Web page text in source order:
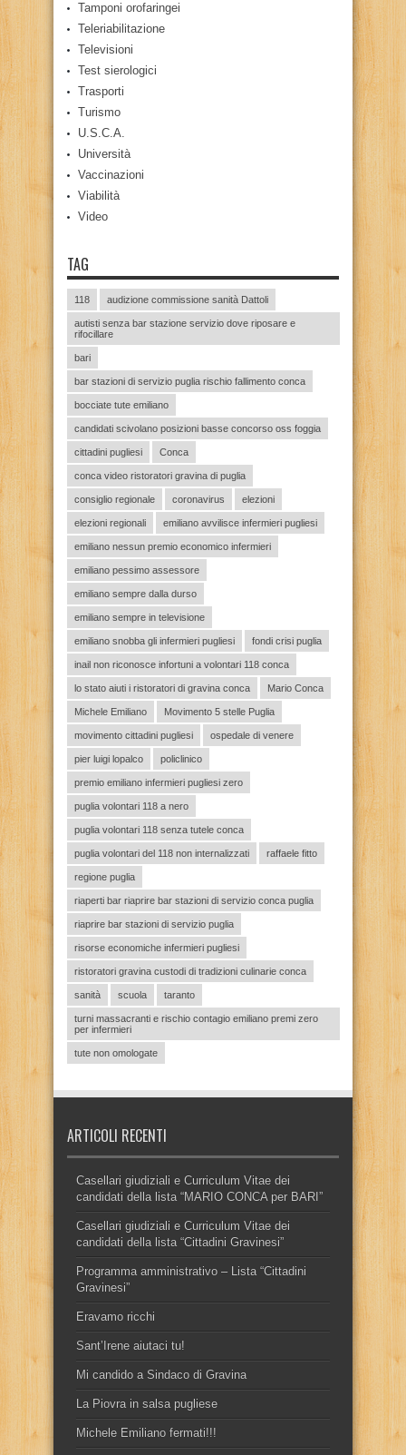
Tamponi orofaringei
Teleriabilitazione
Televisioni
Test sierologici
Trasporti
Turismo
U.S.C.A.
Università
Vaccinazioni
Viabilità
Video
TAG
118 audizione commissione sanità Dattoli
autisti senza bar stazione servizio dove riposare e
rifocillare
bari
bar stazioni di servizio puglia rischio fallimento conca
bocciate tute emiliano
candidati scivolano posizioni basse concorso oss foggia
cittadini pugliesi Conca
conca video ristoratori gravina di puglia
consiglio regionale coronavirus elezioni
elezioni regionali emiliano avvilisce infermieri pugliesi
emiliano nessun premio economico infermieri
emiliano pessimo assessore
emiliano sempre dalla durso
emiliano sempre in televisione
emiliano snobba gli infermieri pugliesi fondi crisi puglia
inail non riconosce infortuni a volontari 118 conca
lo stato aiuti i ristoratori di gravina conca Mario Conca
Michele Emiliano Movimento 5 stelle Puglia
movimento cittadini pugliesi ospedale di venere
pier luigi lopalco policlinico
premio emiliano infermieri pugliesi zero
puglia volontari 118 a nero
puglia volontari 118 senza tutele conca
puglia volontari del 118 non internalizzati raffaele fitto
regione puglia
riaperti bar riaprire bar stazioni di servizio conca puglia
riaprire bar stazioni di servizio puglia
risorse economiche infermieri pugliesi
ristoratori gravina custodi di tradizioni culinarie conca
sanità scuola taranto
turni massacranti e rischio contagio emiliano premi zero
per infermieri
tute non omologate
ARTICOLI RECENTI
Casellari giudiziali e Curriculum Vitae dei
candidati della lista “MARIO CONCA per BARI”
Casellari giudiziali e Curriculum Vitae dei
candidati della lista “Cittadini Gravinesi”
Programma amministrativo – Lista “Cittadini
Gravinesi”
Eravamo ricchi
Sant’Irene aiutaci tu!
Mi candido a Sindaco di Gravina
La Piovra in salsa pugliese
Michele Emiliano fermati!!!